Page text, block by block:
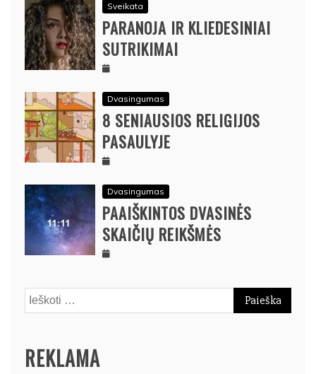
Sveikata
PARANOJA IR KLIEDESINIAI
SUTRIKIMAI
Dvasingumas
8 SENIAUSIOS RELIGIJOS
PASAULYJE
Dvasingumas
PAAIŠKINTOS DVASINĖS
SKAIČIŲ REIKŠMĖS
Ieškoti:
REKLAMA